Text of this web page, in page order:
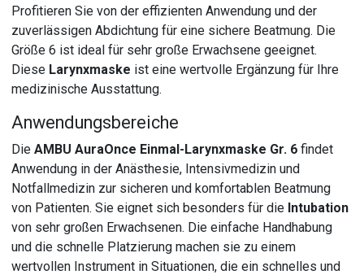
Profitieren Sie von der effizienten Anwendung und der
zuverlässigen Abdichtung für eine sichere Beatmung. Die
Größe 6 ist ideal für sehr große Erwachsene geeignet.
Diese Larynxmaske ist eine wertvolle Ergänzung für Ihre
medizinische Ausstattung.
Anwendungsbereiche
DieAMBU AuraOnce Einmal-Larynxmaske Gr. 6 findet
Anwendung in der Anästhesie, Intensivmedizin und
Notfallmedizin zur sicheren und komfortablen Beatmung
von Patienten. Sie eignet sich besonders für die Intubation
von sehr großen Erwachsenen. Die einfache Handhabung
und die schnelle Platzierung machen sie zu einem
wertvollen Instrument in Situationen, die ein schnelles und